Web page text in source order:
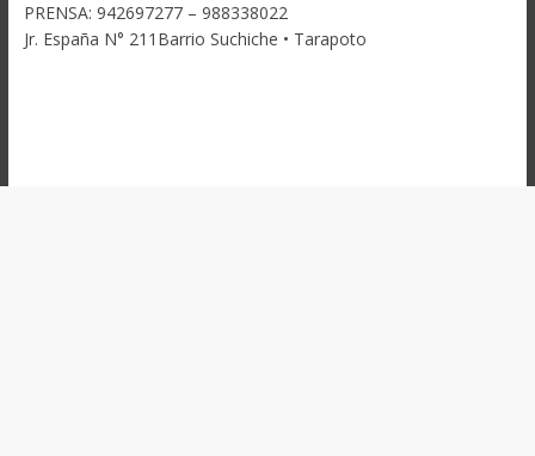
PRENSA: 942697277 – 988338022
Jr. España N° 211Barrio Suchiche • Tarapoto